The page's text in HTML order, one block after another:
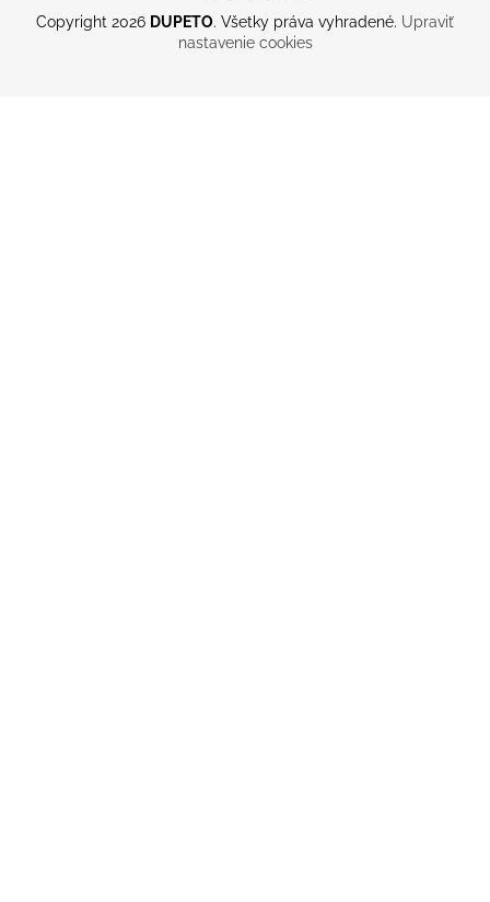
Copyright 2026 DUPETO. Všetky práva vyhradené. Upraviť
nastavenie cookies